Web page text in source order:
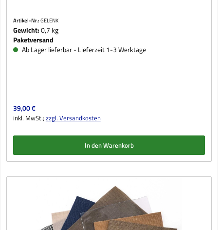
Artikel-Nr.:GELENK
Gewicht:0,7 kg
Paketversand
Ab Lager lieferbar - Lieferzeit 1-3 Werktage
Regulärer Preis:
39,00 €
inkl. MwSt.;zzgl. Versandkosten
In den Warenkorb